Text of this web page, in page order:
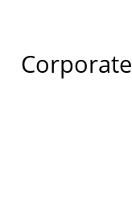
Corporate